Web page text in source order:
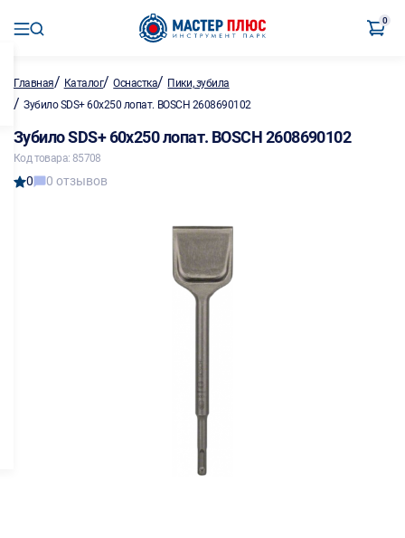
0
Главная/ Каталог/Оснастка/ Пики, зубила
/ Зубило SDS+ 60х250 лопат. BOSCH 2608690102
Зубило SDS+ 60х250 лопат. BOSCH 2608690102
Код товара: 85708
0 0 отзывов